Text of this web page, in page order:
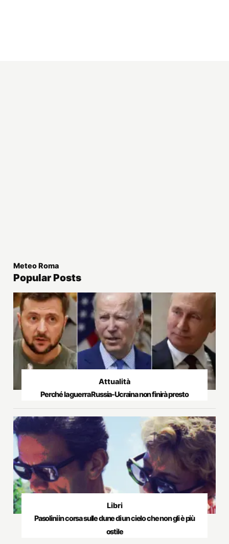
Meteo Roma
Popular Posts
Attualità
Perché la guerra Russia-Ucraina non finirà presto
Libri
Pasolini in corsa sulle dune di un cielo che non gli è più
ostile